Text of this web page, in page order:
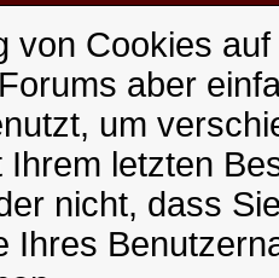
von Cookies
aber
um
letzten
nicht, dass
Ihres